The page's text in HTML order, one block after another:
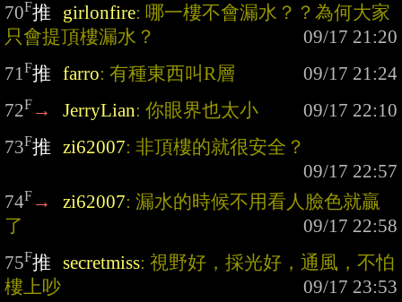
70F推 girlonfire: 哪一樓不會漏水？？為何大家
只會提頂樓漏水？
71F推 farro: 有種東西叫R層
72F → JerryLian: 你眼界也太小
73F推 zi62007: 非頂樓的就很安全？
74F → zi62007: 漏水的時候不用看人臉色就贏
了
75F推 secretmiss: 視野好，採光好，通風，不怕
樓上吵